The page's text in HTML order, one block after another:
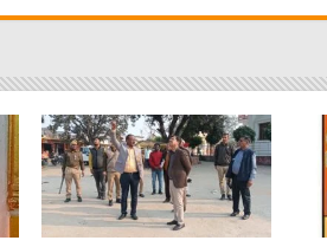
ss
n
g
er
at
A
p
p